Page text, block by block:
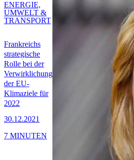
Frankreichs
strategische
Rolle bei der
Verwirklichung
der EU-
Klimaziele für
2022
30.12.2021
ENERGIE,
UMWELT &
TRANSPORT
7 MINUTEN